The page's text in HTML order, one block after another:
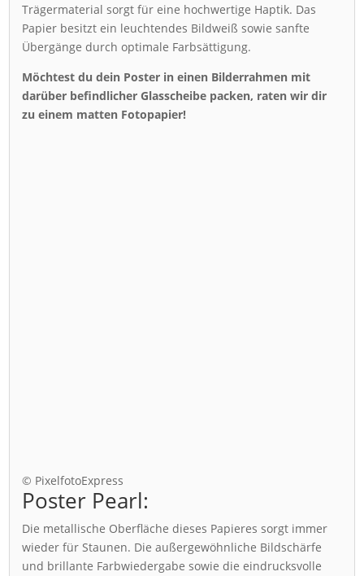
Trägermaterial sorgt für eine hochwertige Haptik. Das
Papier besitzt ein leuchtendes Bildweiß sowie sanfte
Übergänge durch optimale Farbsättigung.
Möchtest du dein Poster in einen Bilderrahmen mit
darüber befindlicher Glasscheibe packen, raten wir dir
zu einem matten Fotopapier!
© PixelfotoExpress
Poster Pearl:
Die metallische Oberfläche dieses Papieres sorgt immer
wieder für Staunen. Die außergewöhnliche Bildschärfe
und brillante Farbwiedergabe sowie die eindrucksvolle